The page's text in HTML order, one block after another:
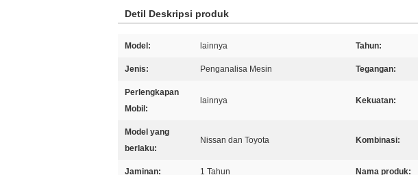
Detil Deskripsi produk
Model: lainnya Tahun:
Jenis: Penganalisa Mesin Tegangan:
Perlengkapan
Mobil:
lainnya Kekuatan:
Model yang
berlaku:
Nissan dan Toyota Kombinasi:
Jaminan: 1 Tahun Nama produk: